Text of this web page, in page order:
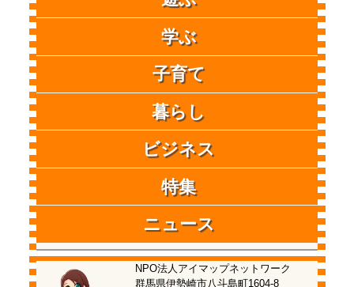
学ぶ
子育て
暮らし
ビジネス
特集
ニュース
NPO法人アイマップネットワーク
群馬県伊勢崎市八斗島町1604-8